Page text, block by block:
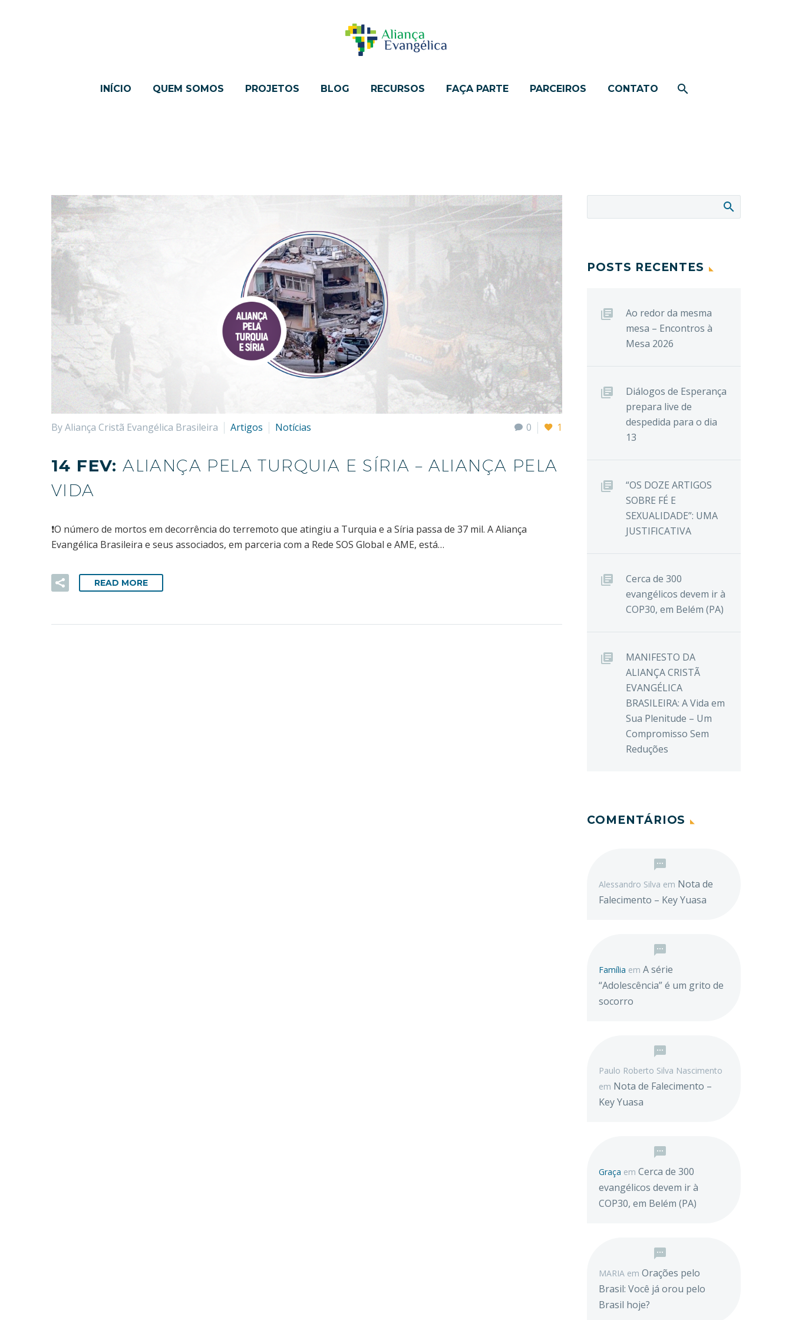
INÍCIO QUEM SOMOS PROJETOS BLOG RECURSOS FAÇA PARTE PARCEIROS CONTATO
0 1
By Aliança Cristã Evangélica Brasileira Artigos Notícias
14 FEV:ALIANÇA PELA TURQUIA E SÍRIA – ALIANÇA PELA
VIDA
❗O número de mortos em decorrência do terremoto que atingiu a Turquia e a Síria passa de 37 mil. A Aliança
Evangélica Brasileira e seus associados, em parceria com a Rede SOS Global e AME, está…
READ MORE
POSTS RECENTES
Ao redor da mesma
mesa – Encontros à
Mesa 2026
Diálogos de Esperança
prepara live de
despedida para o dia
13
“OS DOZE ARTIGOS
SOBRE FÉ E
SEXUALIDADE”: UMA
JUSTIFICATIVA
Cerca de 300
evangélicos devem ir à
COP30, em Belém (PA)
MANIFESTO DA
ALIANÇA CRISTÃ
EVANGÉLICA
BRASILEIRA: A Vida em
Sua Plenitude – Um
Compromisso Sem
Reduções
COMENTÁRIOS
Alessandro Silva em Nota de
Falecimento – Key Yuasa
Família em A série
“Adolescência” é um grito de
socorro
Paulo Roberto Silva Nascimento
em Nota de Falecimento –
Key Yuasa
Graça em Cerca de 300
evangélicos devem ir à
COP30, em Belém (PA)
MARIA em Orações pelo
Brasil: Você já orou pelo
Brasil hoje?